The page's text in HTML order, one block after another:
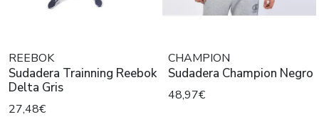
REEBOK
Sudadera Trainning Reebok
Delta Gris
27,48€
CHAMPION
Sudadera Champion Negro
48,97€